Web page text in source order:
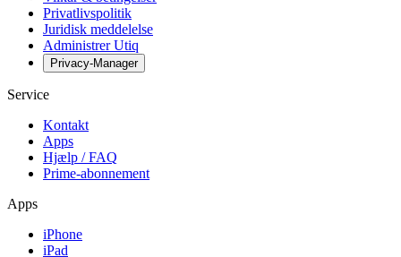
Privatlivspolitik
Juridisk meddelelse
Administrer Utiq
Privacy-Manager
Service
Kontakt
Apps
Hjælp / FAQ
Prime-abonnement
Apps
iPhone
iPad